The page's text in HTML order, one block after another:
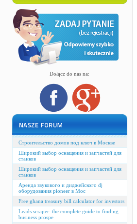
Dołącz do nas na:
Строительство домов под ключ в Москве
Широкий выбор оснащения и запчастей для
станков
Широкий выбор оснащения и запчастей для
станков
Аренда звукового и диджейского dj
оборудования pioneer в Мос
Free ghana treasury bill calculator for investors
Leads scraper: the complete guide to finding
business prospe